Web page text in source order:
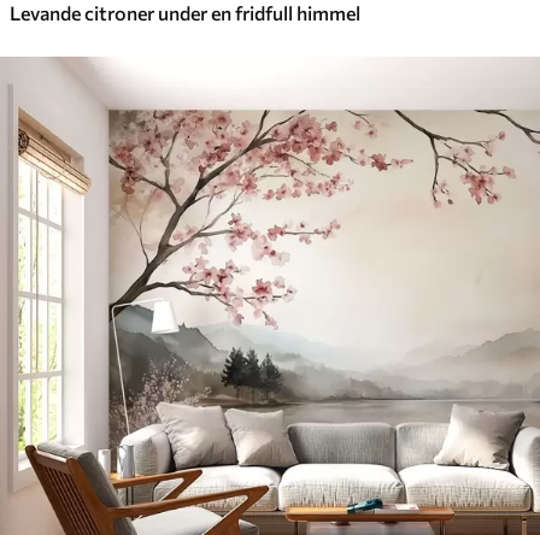
Levande citroner under en fridfull himmel